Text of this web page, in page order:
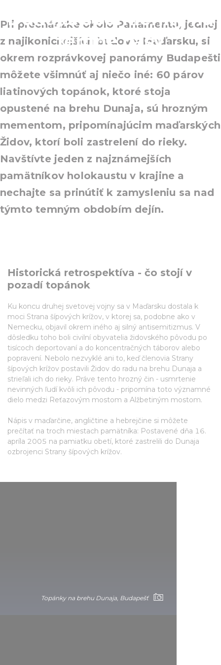
Dunaja: spomienky na
temné časy
Pri prechádzke okolo Parlamentu, jednej
z najikonickejších budov v Maďarsku, si
okrem rozprávkovej panorámy Budapešti
môžete všimnúť aj niečo iné: 60 párov
liatinových topánok, ktoré stoja
opustené na brehu Dunaja, sú hrozným
mementom, pripomínajúcim maďarských
Židov, ktorí boli zastrelení do rieky.
Navštívte jeden z najznámejších
pamätníkov holokaustu v krajine a
nechajte sa prinútiť k zamysleniu sa nad
týmto temným obdobím dejín.
Historická retrospektíva - čo stojí v
pozadí topánok
Ku koncu druhej svetovej vojny sa v Maďarsku dostala k
moci Strana šípových krížov, v ktorej sa, podobne ako v
Nemecku, objavil okrem iného aj silný antisemitizmus. V
dôsledku toho boli civilní obyvatelia židovského pôvodu po
tisícoch deportovaní a do koncentračných táborov alebo
popravení. Nebolo nezvyklé ani to, keď členovia Strany
šípových krížov postavili Židov do radu na brehu Dunaja a
strieľali ich do rieky. Práve tento hrozný čin - usmrtenie
nevinných ľudí kvôli ich pôvodu - pripomína toto významné
dielo medzi Reťazovým mostom a Alžbetiným mostom.
Nápis v maďarčine, angličtine a hebrejčine si môžete
prečítať na troch miestach pamätníka: Postavené dňa 16.
apríla 2005 na pamiatku obetí, ktoré zastrelili do Dunaja
ozbrojenci Strany šípových krížov.
Topánky na brehu Dunaja, Budapešť